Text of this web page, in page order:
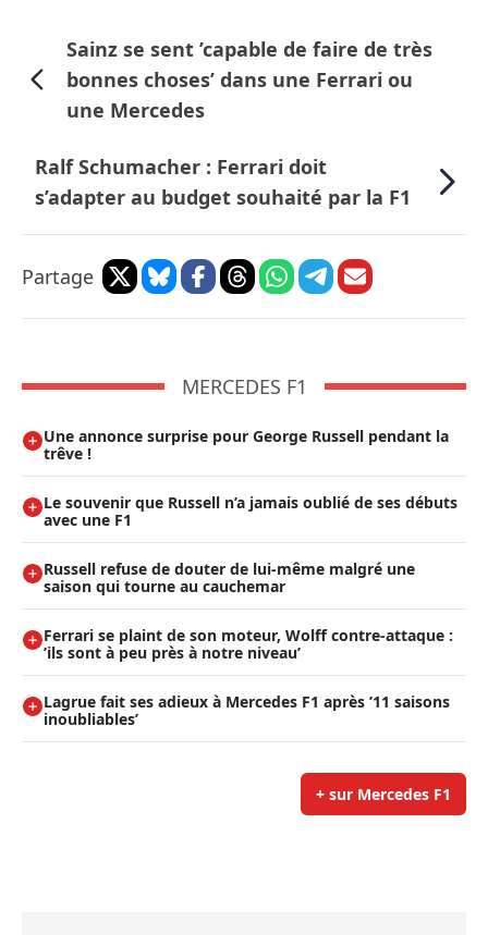
Sainz se sent ’capable de faire de très
bonnes choses’ dans une Ferrari ou
une Mercedes
Ralf Schumacher : Ferrari doit
s’adapter au budget souhaité par la F1
Partage
MERCEDES F1
Une annonce surprise pour George Russell pendant la
trêve !
Le souvenir que Russell n’a jamais oublié de ses débuts
avec une F1
Russell refuse de douter de lui-même malgré une
saison qui tourne au cauchemar
Ferrari se plaint de son moteur, Wolff contre-attaque :
’ils sont à peu près à notre niveau’
Lagrue fait ses adieux à Mercedes F1 après ’11 saisons
inoubliables’
+ sur Mercedes F1